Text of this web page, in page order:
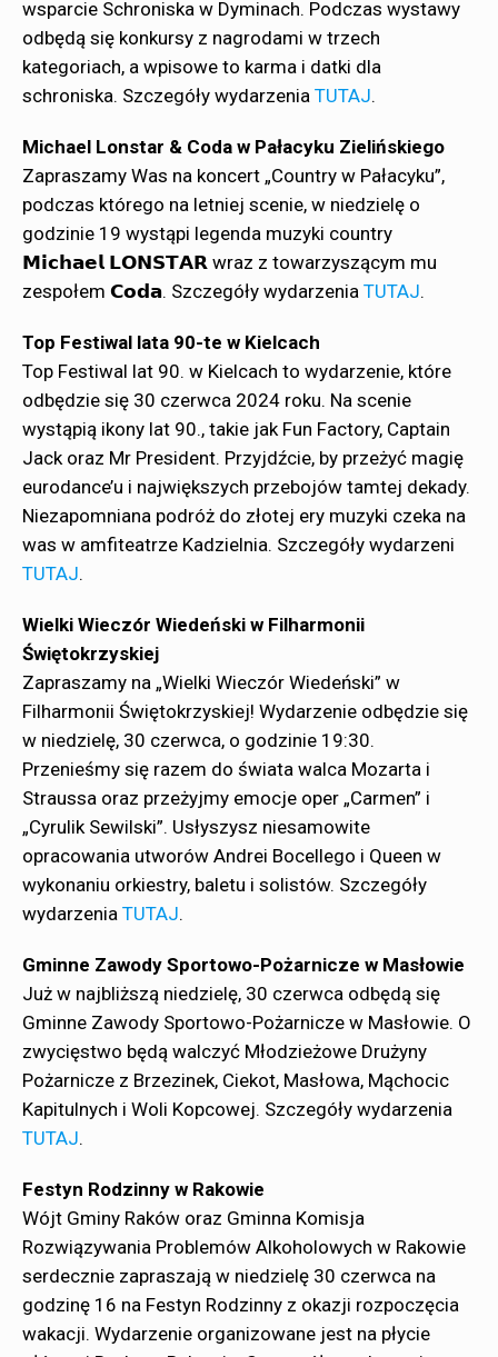
wsparcie Schroniska w Dyminach. Podczas wystawy
odbędą się konkursy z nagrodami w trzech
kategoriach, a wpisowe to karma i datki dla
schroniska. Szczegóły wydarzenia TUTAJ.
Michael Lonstar & Coda w Pałacyku Zielińskiego
Zapraszamy Was na koncert „Country w Pałacyku”,
podczas którego na letniej scenie, w niedzielę o
godzinie 19 wystąpi legenda muzyki country
𝗠𝗶𝗰𝗵𝗮𝗲𝗹 𝗟𝗢𝗡𝗦𝗧𝗔𝗥 wraz z towarzyszącym mu
zespołem 𝗖𝗼𝗱𝗮. Szczegóły wydarzenia TUTAJ.
Top Festiwal lata 90-te w Kielcach
Top Festiwal lat 90. w Kielcach to wydarzenie, które
odbędzie się 30 czerwca 2024 roku. Na scenie
wystąpią ikony lat 90., takie jak Fun Factory, Captain
Jack oraz Mr President. Przyjdźcie, by przeżyć magię
eurodance’u i największych przebojów tamtej dekady.
Niezapomniana podróż do złotej ery muzyki czeka na
was w amfiteatrze Kadzielnia. Szczegóły wydarzeni
TUTAJ.
Wielki Wieczór Wiedeński w Filharmonii
Świętokrzyskiej
Zapraszamy na „Wielki Wieczór Wiedeński” w
Filharmonii Świętokrzyskiej! Wydarzenie odbędzie się
w niedzielę, 30 czerwca, o godzinie 19:30.
Przenieśmy się razem do świata walca Mozarta i
Straussa oraz przeżyjmy emocje oper „Carmen” i
„Cyrulik Sewilski”. Usłyszysz niesamowite
opracowania utworów Andrei Bocellego i Queen w
wykonaniu orkiestry, baletu i solistów. Szczegóły
wydarzenia TUTAJ.
Gminne Zawody Sportowo-Pożarnicze w Masłowie
Już w najbliższą niedzielę, 30 czerwca odbędą się
Gminne Zawody Sportowo-Pożarnicze w Masłowie. O
zwycięstwo będą walczyć Młodzieżowe Drużyny
Pożarnicze z Brzezinek, Ciekot, Masłowa, Mąchocic
Kapitulnych i Woli Kopcowej. Szczegóły wydarzenia
TUTAJ.
Festyn Rodzinny w Rakowie
Wójt Gminy Raków oraz Gminna Komisja
Rozwiązywania Problemów Alkoholowych w Rakowie
serdecznie zapraszają w niedzielę 30 czerwca na
godzinę 16 na Festyn Rodzinny z okazji rozpoczęcia
wakacji. Wydarzenie organizowane jest na płycie